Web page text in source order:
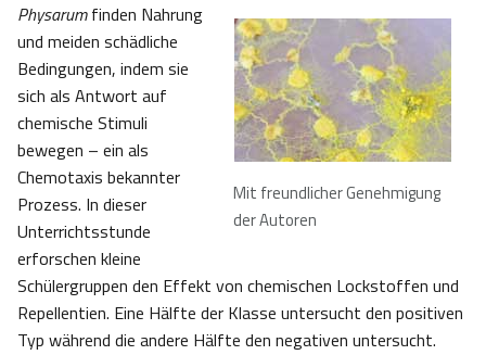
Mit freundlicher Genehmigung
der Autoren
Physarumfinden Nahrung
und meiden schädliche
Bedingungen, indem sie
sich als Antwort auf
chemische Stimuli
bewegen – ein als
Chemotaxis bekannter
Prozess. In dieser
Unterrichtsstunde
erforschen kleine
Schülergruppen den Effekt von chemischen Lockstoffen und
Repellentien. Eine Hälfte der Klasse untersucht den positiven
Typ während die andere Hälfte den negativen untersucht.